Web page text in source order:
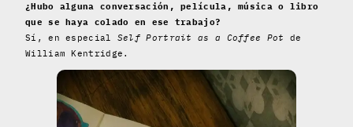
¿Hubo alguna conversación, película, música o libro
que se haya colado en ese trabajo?
Sí, en especial Self Portrait as a Coffee Pot
de
William Kentridge.